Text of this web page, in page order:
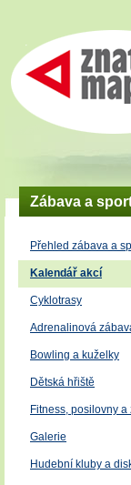
Znatemapu.cz -
okresu Šumperk
Zábava a
Přehled zábava a
Kalendář akcí
Cyklotrasy
Adrenalinová
Bowling a kuželky
Dětská hřiště
Fitness, posilovny a
Galerie
Hudební kluby a